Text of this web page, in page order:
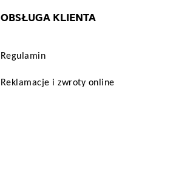
OBSŁUGA KLIENTA
Regulamin
Reklamacje i zwroty online